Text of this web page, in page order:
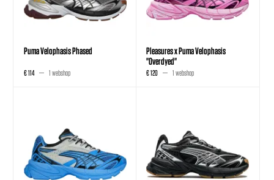
Puma Velophasis Phased
€ 114 1 webshop
Pleasures x Puma Velophasis
"Overdyed"
€ 120 1 webshop